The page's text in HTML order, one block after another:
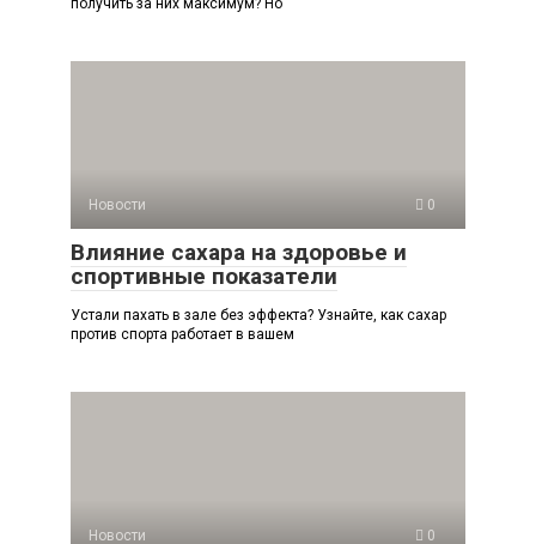
получить за них максимум? Но
Новости 0
Влияние сахара на здоровье и
спортивные показатели
Устали пахать в зале без эффекта? Узнайте, как сахар
против спорта работает в вашем
Новости 0